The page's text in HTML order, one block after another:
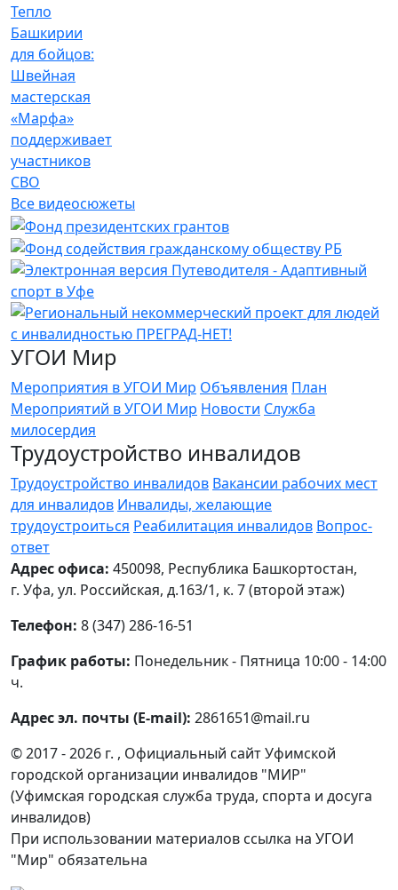
Тепло
Башкирии
для бойцов:
Швейная
мастерская
«Марфа»
поддерживает
участников
СВО
Все видеосюжеты
УГОИ Мир
Мероприятия в УГОИ Мир Объявления План
Мероприятий в УГОИ Мир Новости Служба
милосердия
Трудоустройство инвалидов
Трудоустройство инвалидов Вакансии рабочих мест
для инвалидов Инвалиды, желающие
трудоустроиться Реабилитация инвалидов Вопрос-
ответ
Адрес офиса: 450098, Республика Башкортостан,
г. Уфа, ул. Российская, д.163/1, к. 7 (второй этаж)
Телефон: 8 (347) 286-16-51
График работы: Понедельник - Пятница 10:00 - 14:00
ч.
Адрес эл. почты (E-mail): 2861651@mail.ru
© 2017 - 2026 г. , Официальный сайт Уфимской
городской организации инвалидов "МИР"
(Уфимская городская служба труда, спорта и досуга
инвалидов)
При использовании материалов ссылка на УГОИ
"Мир" обязательна